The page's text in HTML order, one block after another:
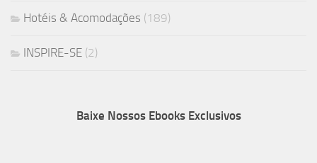
Hotéis & Acomodações (189)
INSPIRE-SE (2)
Baixe Nossos Ebooks Exclusivos